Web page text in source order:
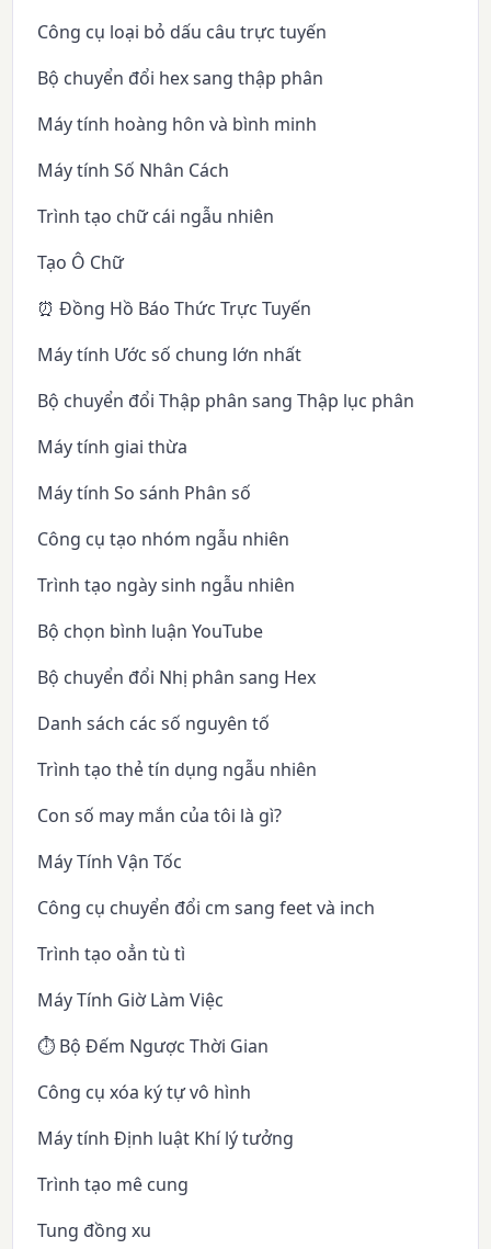
Công cụ loại bỏ dấu câu trực tuyến
Bộ chuyển đổi hex sang thập phân
Máy tính hoàng hôn và bình minh
Máy tính Số Nhân Cách
Trình tạo chữ cái ngẫu nhiên
Tạo Ô Chữ
⏰ Đồng Hồ Báo Thức Trực Tuyến
Máy tính Ước số chung lớn nhất
Bộ chuyển đổi Thập phân sang Thập lục phân
Máy tính giai thừa
Máy tính So sánh Phân số
Công cụ tạo nhóm ngẫu nhiên
Trình tạo ngày sinh ngẫu nhiên
Bộ chọn bình luận YouTube
Bộ chuyển đổi Nhị phân sang Hex
Danh sách các số nguyên tố
Trình tạo thẻ tín dụng ngẫu nhiên
Con số may mắn của tôi là gì?
Máy Tính Vận Tốc
Công cụ chuyển đổi cm sang feet và inch
Trình tạo oẳn tù tì
Máy Tính Giờ Làm Việc
⏱️ Bộ Đếm Ngược Thời Gian
Công cụ xóa ký tự vô hình
Máy tính Định luật Khí lý tưởng
Trình tạo mê cung
Tung đồng xu